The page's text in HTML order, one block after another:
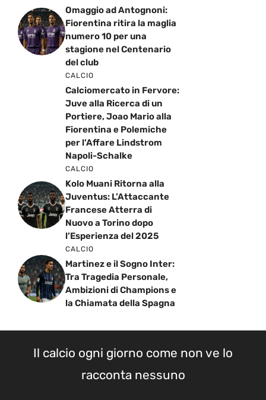
Omaggio ad Antognoni:
Fiorentina ritira la maglia
numero 10 per una
stagione nel Centenario
del club
CALCIO
Calciomercato in Fervore:
Juve alla Ricerca di un
Portiere, Joao Mario alla
Fiorentina e Polemiche
per l’Affare Lindstrom
Napoli-Schalke
CALCIO
Kolo Muani Ritorna alla
Juventus: L’Attaccante
Francese Atterra di
Nuovo a Torino dopo
l’Esperienza del 2025
CALCIO
Martinez e il Sogno Inter:
Tra Tragedia Personale,
Ambizioni di Champions e
la Chiamata della Spagna
Il calcio ogni giorno come non ve lo
racconta nessuno